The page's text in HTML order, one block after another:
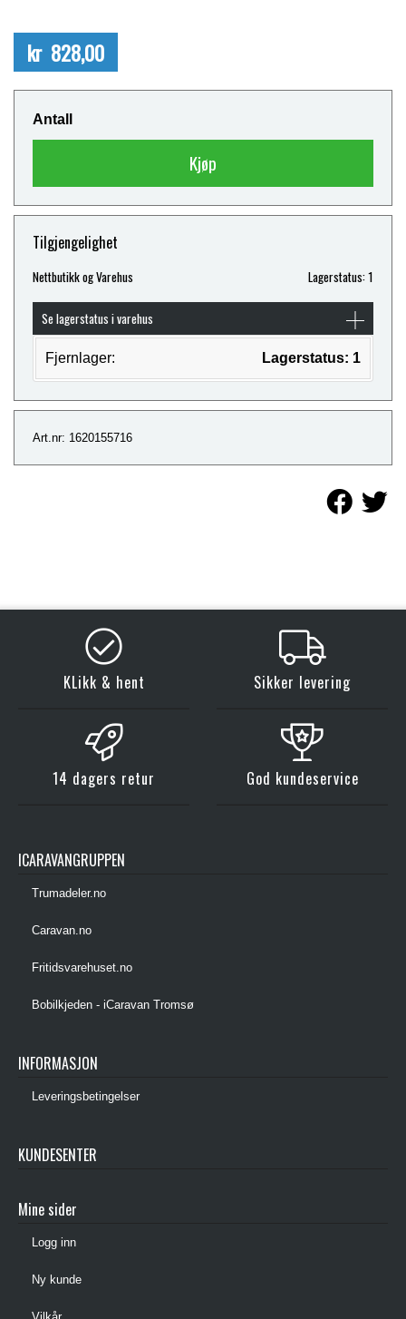
kr 828,00
Antall
Kjøp
Tilgjengelighet
Nettbutikk og Varehus Lagerstatus: 1
Se lagerstatus i varehus
Fjernlager: Lagerstatus: 1
Art.nr: 1620155716
KLikk & hent Sikker levering
14 dagers retur God kundeservice
ICARAVANGRUPPEN
Trumadeler.no
Caravan.no
Fritidsvarehuset.no
Bobilkjeden - iCaravan Tromsø
INFORMASJON
Leveringsbetingelser
KUNDESENTER
Mine sider
Logg inn
Ny kunde